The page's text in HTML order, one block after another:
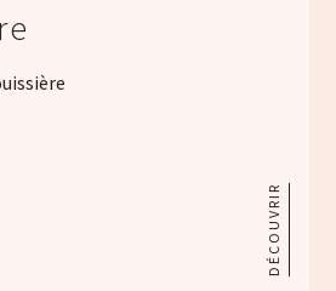
DÉCOUVRIR